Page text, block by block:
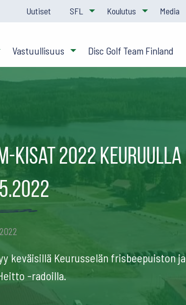
Uutiset SFL Koulutus Media
Vastuullisuus Disc Golf Team Finland
kisat 2022 Keuruulla
keväisillä Keurusselän frisbeepuiston ja
-radoilla.